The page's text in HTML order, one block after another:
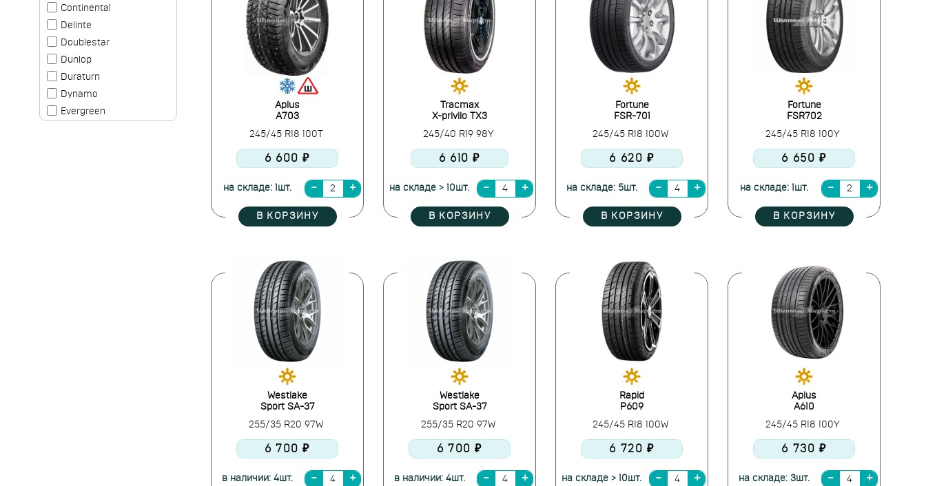
Aplus
A703
245/45 R18 100T
6 600 ₽
на складе: 1шт.
В КОРЗИНУ
Tracmax
X-privilo TX3
245/40 R19 98Y
6 610 ₽
на складе > 10шт.
В КОРЗИНУ
Fortune
FSR-701
245/45 R18 100W
6 620 ₽
на складе: 5шт.
В КОРЗИНУ
Fortune
FSR702
245/45 R18 100Y
6 650 ₽
на складе: 1шт.
В КОРЗИНУ
Westlake
Sport SA-37
255/35 R20 97W
6 700 ₽
в наличии: 4шт.
Westlake
Sport SA-37
255/35 R20 97W
6 700 ₽
в наличии: 4шт.
Rapid
P609
245/45 R18 100W
6 720 ₽
на складе > 10шт.
Aplus
A610
245/45 R18 100Y
6 730 ₽
на складе: 3шт.
Continental
Delinte
Doublestar
Dunlop
Duraturn
Dynamo
Evergreen